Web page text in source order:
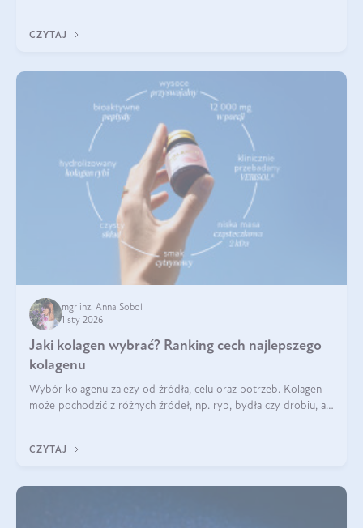
CZYTAJ
mgr inż. Anna Sobol
1 sty 2026
Jaki kolagen wybrać? Ranking cech najlepszego
kolagenu
Wybór kolagenu zależy od źródła, celu oraz potrzeb. Kolagen
może pochodzić z różnych źródeł, np. ryb, bydła czy drobiu, a
bydlęcy.
CZYTAJ